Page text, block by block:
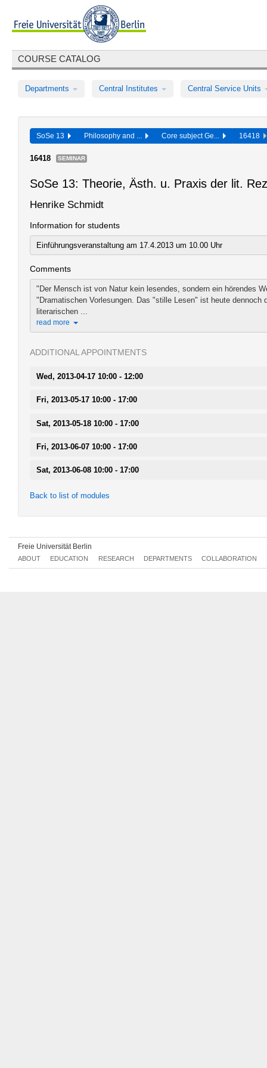
COURSE CATALOG
Departments Central Institutes Central Service Units
SoSe 13 Philosophy and ... Core subject Ge... 16418
16418 SEMINAR
SoSe 13: Theorie, Ästh. u. Praxis der lit.
Henrike Schmidt
Information for students
Einführungsveranstaltung am 17.4.2013 um 10.00 Uhr
Comments
"Der Mensch ist von Natur kein lesendes, sondern ein hörendes
"Dramatischen Vorlesungen. Das "stille Lesen" ist heute dennoch
literarischen ...
read more
ADDITIONAL APPOINTMENTS
Wed, 2013-04-17 10:00 - 12:00
Fri, 2013-05-17 10:00 - 17:00
Sat, 2013-05-18 10:00 - 17:00
Fri, 2013-06-07 10:00 - 17:00
Sat, 2013-06-08 10:00 - 17:00
Back to list of modules
Freie Universität Berlin
ABOUT EDUCATION RESEARCH DEPARTMENTS COLLABORATION